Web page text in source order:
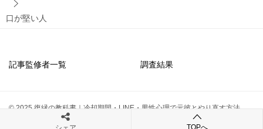
口が堅い人
記事監修者一覧 調査結果
© 2025 復縁の教科書｜冷却期間・LINE・男性心理で元彼とやり直す方法
TOPへ